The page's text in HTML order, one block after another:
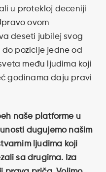
u protekloj deceniji
ovom
deseti jubilej svog
pozicije jedne od
među ljudima koji
godinama daju pravi
naše platforme u
dugujemo našim
ljudima koji
sa drugima. Iza